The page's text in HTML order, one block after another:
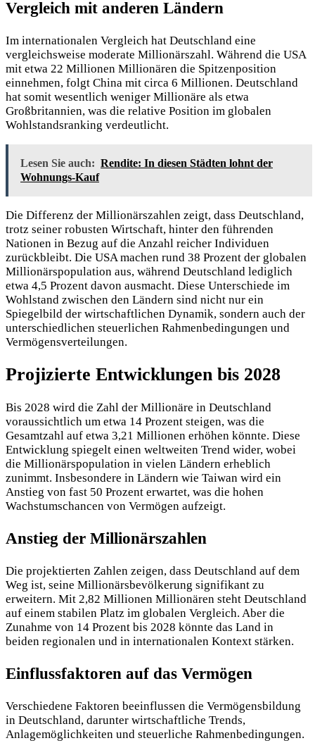
Vergleich mit anderen Ländern
Im internationalen Vergleich hat Deutschland eine
vergleichsweise moderate Millionärszahl. Während die USA
mit etwa 22 Millionen Millionären die Spitzenposition
einnehmen, folgt China mit circa 6 Millionen. Deutschland
hat somit wesentlich weniger Millionäre als etwa
Großbritannien, was die relative Position im globalen
Wohlstandsranking verdeutlicht.
Lesen Sie auch: Rendite: In diesen Städten lohnt der
Wohnungs-Kauf
Die Differenz der Millionärszahlen zeigt, dass Deutschland,
trotz seiner robusten Wirtschaft, hinter den führenden
Nationen in Bezug auf die Anzahl reicher Individuen
zurückbleibt. Die USA machen rund 38 Prozent der globalen
Millionärspopulation aus, während Deutschland lediglich
etwa 4,5 Prozent davon ausmacht. Diese Unterschiede im
Wohlstand zwischen den Ländern sind nicht nur ein
Spiegelbild der wirtschaftlichen Dynamik, sondern auch der
unterschiedlichen steuerlichen Rahmenbedingungen und
Vermögensverteilungen.
Projizierte Entwicklungen bis 2028
Bis 2028 wird die Zahl der Millionäre in Deutschland
voraussichtlich um etwa 14 Prozent steigen, was die
Gesamtzahl auf etwa 3,21 Millionen erhöhen könnte. Diese
Entwicklung spiegelt einen weltweiten Trend wider, wobei
die Millionärspopulation in vielen Ländern erheblich
zunimmt. Insbesondere in Ländern wie Taiwan wird ein
Anstieg von fast 50 Prozent erwartet, was die hohen
Wachstumschancen von Vermögen aufzeigt.
Anstieg der Millionärszahlen
Die projektierten Zahlen zeigen, dass Deutschland auf dem
Weg ist, seine Millionärsbevölkerung signifikant zu
erweitern. Mit 2,82 Millionen Millionären steht Deutschland
auf einem stabilen Platz im globalen Vergleich. Aber die
Zunahme von 14 Prozent bis 2028 könnte das Land in
beiden regionalen und in internationalen Kontext stärken.
Einflussfaktoren auf das Vermögen
Verschiedene Faktoren beeinflussen die Vermögensbildung
in Deutschland, darunter wirtschaftliche Trends,
Anlagemöglichkeiten und steuerliche Rahmenbedingungen.